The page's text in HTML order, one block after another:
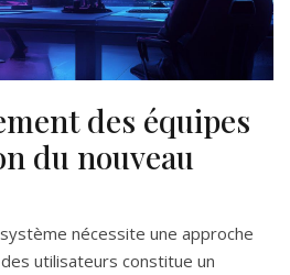
des équipes
du nouveau
système nécessite une approche
utilisateurs constitue un